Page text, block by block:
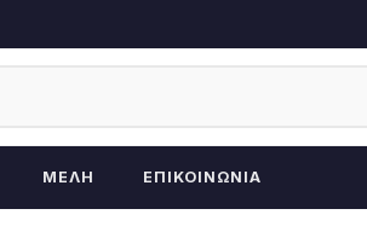
ΜΈΛΗ ΕΠΙΚΟΙΝΩΝΊΑ